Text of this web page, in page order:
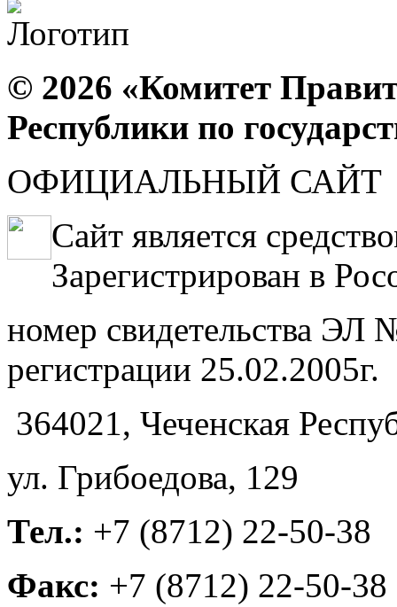
© 2026 «Комитет
Республики по
ОФИЦИАЛЬНЫЙ САЙТ
Сайт является
Зарегистрирован в
номер свидетельства
регистрации 25.02.2005г.
364021, Чеченская
ул. Грибоедова, 129
Тел.: +7 (8712) 22-50-38
Факс: +7 (8712) 22-50-38